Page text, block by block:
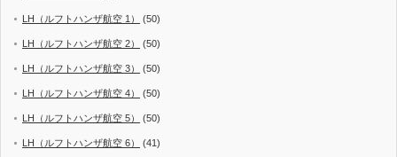
LH（ルフトハンザ航空 1） (50)
LH（ルフトハンザ航空 2） (50)
LH（ルフトハンザ航空 3） (50)
LH（ルフトハンザ航空 4） (50)
LH（ルフトハンザ航空 5） (50)
LH（ルフトハンザ航空 6） (41)